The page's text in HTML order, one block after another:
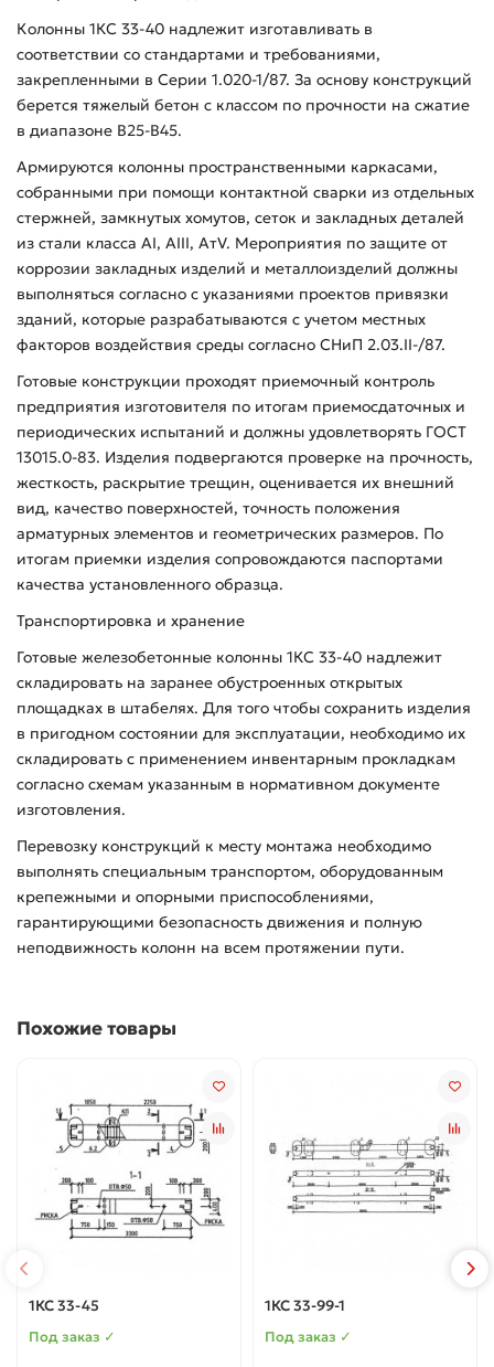
Колонны 1КС 33-40 надлежит изготавливать в
соответствии со стандартами и требованиями,
закрепленными в Серии 1.020-1/87. За основу конструкций
берется тяжелый бетон с классом по прочности на сжатие
в диапазоне В25-В45.
Армируются колонны пространственными каркасами,
собранными при помощи контактной сварки из отдельных
стержней, замкнутых хомутов, сеток и закладных деталей
из стали класса АI, АIII, АтV. Мероприятия по защите от
коррозии закладных изделий и металлоизделий должны
выполняться согласно с указаниями проектов привязки
зданий, которые разрабатываются с учетом местных
факторов воздействия среды согласно СНиП 2.03.II-/87.
Готовые конструкции проходят приемочный контроль
предприятия изготовителя по итогам приемосдаточных и
периодических испытаний и должны удовлетворять ГОСТ
13015.0-83. Изделия подвергаются проверке на прочность,
жесткость, раскрытие трещин, оценивается их внешний
вид, качество поверхностей, точность положения
арматурных элементов и геометрических размеров. По
итогам приемки изделия сопровождаются паспортами
качества установленного образца.
Транспортировка и хранение
Готовые железобетонные колонны 1КС 33-40 надлежит
складировать на заранее обустроенных открытых
площадках в штабелях. Для того чтобы сохранить изделия
в пригодном состоянии для эксплуатации, необходимо их
складировать с применением инвентарным прокладкам
согласно схемам указанным в нормативном документе
изготовления.
Перевозку конструкций к месту монтажа необходимо
выполнять специальным транспортом, оборудованным
крепежными и опорными приспособлениями,
гарантирующими безопасность движения и полную
неподвижность колонн на всем протяжении пути.
Похожие товары
1КС 33-45
Под заказ ✓
1КС 33-99-1
Под заказ ✓